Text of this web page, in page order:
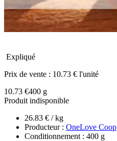
Expliqué
Prix de vente : 10.73 € l'unité
10.73 €400 g
Produit indisponible
26.83 € / kg
Producteur : OneLove Coop
Conditionnement : 400 g